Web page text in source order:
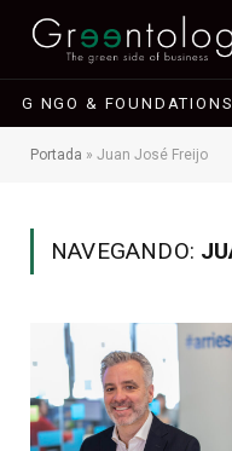
G NGO & FOUNDATIONS
Portada » Juan José Freijo
NAVEGANDO: